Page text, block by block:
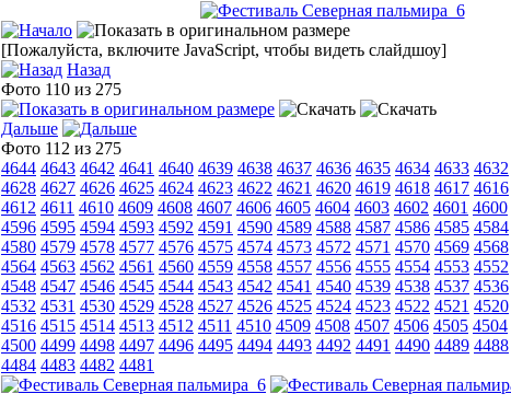
[Пожалуйста, включите JavaScript, чтобы видеть слайдшоу]
Назад
Фото 110 из 275
Дальше
Фото 112 из 275
4644 4643 4642 4641 4640 4639 4638 4637 4636 4635 4634 4633 4632
4628 4627 4626 4625 4624 4623 4622 4621 4620 4619 4618 4617 4616
4612 4611 4610 4609 4608 4607 4606 4605 4604 4603 4602 4601 4600
4596 4595 4594 4593 4592 4591 4590 4589 4588 4587 4586 4585 4584
4580 4579 4578 4577 4576 4575 4574 4573 4572 4571 4570 4569 4568
4564 4563 4562 4561 4560 4559 4558 4557 4556 4555 4554 4553 4552
4548 4547 4546 4545 4544 4543 4542 4541 4540 4539 4538 4537 4536
4532 4531 4530 4529 4528 4527 4526 4525 4524 4523 4522 4521 4520
4516 4515 4514 4513 4512 4511 4510 4509 4508 4507 4506 4505 4504
4500 4499 4498 4497 4496 4495 4494 4493 4492 4491 4490 4489 4488
4484 4483 4482 4481